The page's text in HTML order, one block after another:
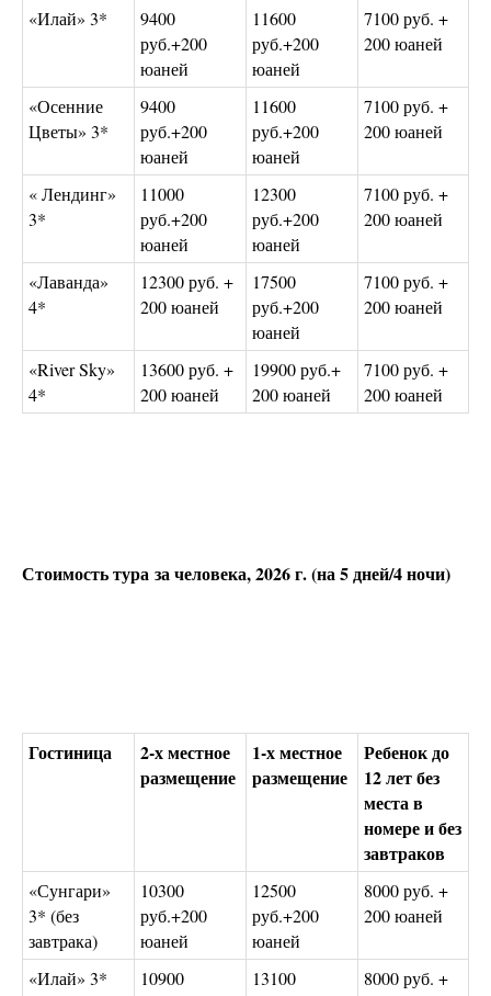
«Илай» 3*
9400
руб.+200
юаней
11600
руб.+200
юаней
7100 руб. +
200 юаней
«Осенние
Цветы» 3*
9400
руб.+200
юаней
11600
руб.+200
юаней
7100 руб. +
200 юаней
« Лендинг»
3*
11000
руб.+200
юаней
12300
руб.+200
юаней
7100 руб. +
200 юаней
«Лаванда»
4*
12300 руб. +
200 юаней
17500
руб.+200
юаней
7100 руб. +
200 юаней
«River Sky»
4*
13600 руб. +
200 юаней
19900 руб.+
200 юаней
7100 руб. +
200 юаней
Стоимость тура за человека, 2026 г. (на 5 дней/4 ночи)
Гостиница
2-х местное
размещение
1-х местное
размещение
Ребенок до
12 лет без
места в
номере и без
завтраков
«Сунгари»
3* (без
завтрака)
10300
руб.+200
юаней
12500
руб.+200
юаней
8000 руб. +
200 юаней
«Илай» 3*
10900
13100
8000 руб. +